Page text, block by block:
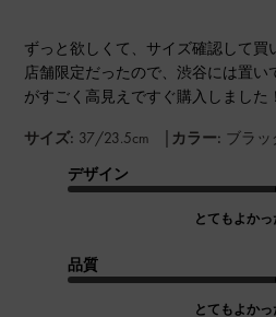
ずっと欲しくて、サイズ確認して
店舗限定だったので、渋谷には置
がすごく高見えですぐ購入しました！
サイズ: 37/23.5cm | カラー: ブラッ
デザイン
とてもよかっ
品質
とてもよかっ